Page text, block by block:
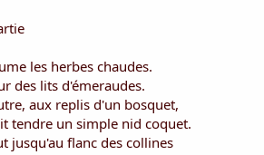
les herbes chaudes.
des lits d'émeraudes.
aux replis d'un bosquet,
tendre un simple nid coquet.
jusqu'au flanc des collines